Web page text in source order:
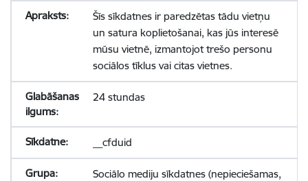
Šīs sīkdatnes ir paredzētas tādu vietņu
un satura koplietošanai, kas jūs interesē
mūsu vietnē, izmantojot trešo personu
sociālos tīklus vai citas vietnes.
24 stundas
__cfduid
Sociālo mediju sīkdatnes (nepieciešamas,